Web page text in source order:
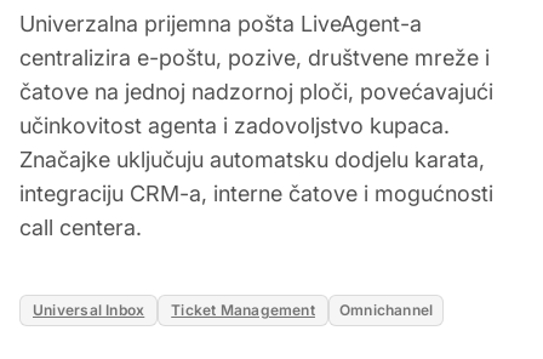
Univerzalna prijemna pošta LiveAgent-a
centralizira e-poštu, pozive, društvene mreže i
čatove na jednoj nadzornoj ploči, povećavajući
učinkovitost agenta i zadovoljstvo kupaca.
Značajke uključuju automatsku dodjelu karata,
integraciju CRM-a, interne čatove i mogućnosti
call centera.
Universal Inbox Ticket Management Omnichannel